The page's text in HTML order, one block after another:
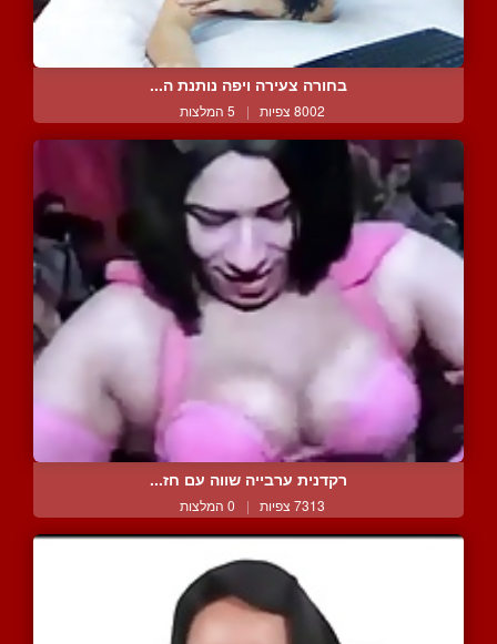
בחורה צעירה ויפה נותנת ה...
8002 צפיות | 5 המלצות
רקדנית ערבייה שווה עם חז...
7313 צפיות | 0 המלצות